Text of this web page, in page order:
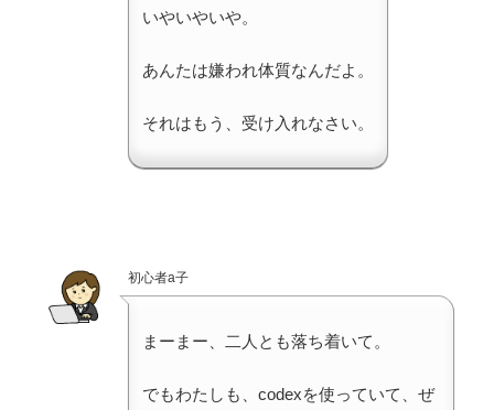
いやいやいや。
あんたは嫌われ体質なんだよ。
それはもう、受け入れなさい。
初心者a子
まーまー、二人とも落ち着いて。
でもわたしも、codexを使っていて、ぜ